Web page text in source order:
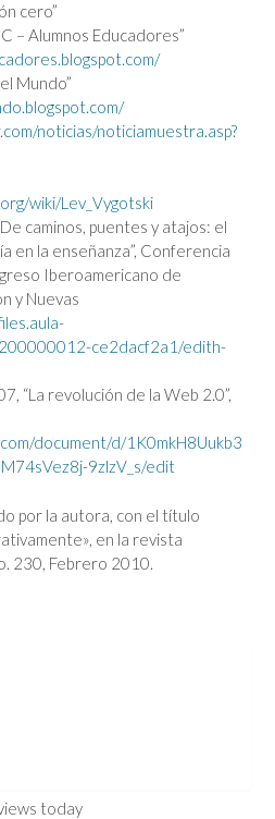
cero”
– Alumnos Educadores”
Mundo”
noticias/noticiamuestra.asp?
wiki/Lev_Vygotski
caminos, puentes y atajos: el
en la enseñanza”, Conferencia
Iberoamericano de
y Nuevas
ce2dacf2a1/edith-
“La revolución de la Web 2.0”,
document/d/1K0mkH8Uukb3
9zlzV_s/edit
por la autora, con el título
en la revista
230, Febrero 2010.
today